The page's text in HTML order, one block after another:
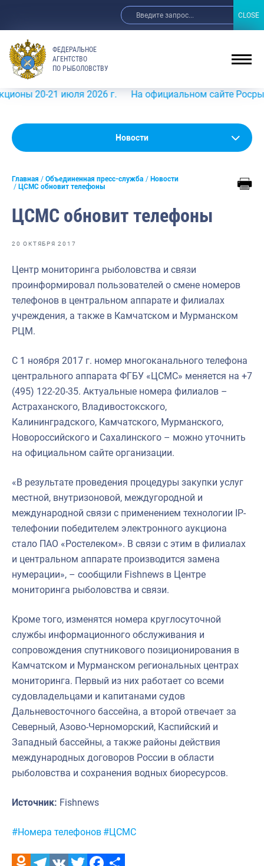
Выступления и интервью руководства
Отраслевые СМИ
Выставки и конференции
Научно-практическая литература
Отрасль в цифрах
Большая африканская экспедиция
Укрепление духовно-нравственных ценностей
События в России и мире
ФЕДЕРАЛЬНОЕ
АГЕНТСТВО
ПО РЫБОЛОВСТВУ
20-21 июля 2026 г. На официальном сайте
Новости
Главная Объединенная пресс-служба
Новости
ЦСМС обновит телефоны
ЦСМС обновит телефоны
20 ОКТЯБРЯ 2017
Центр мониторинга рыболовства и связи
проинформировал пользователей о смене номеров
телефонов в центральном аппарате и филиалах
учреждения, а также в Камчатском и Мурманском
РЦМ.
С 1 ноября 2017 г. номер многоканального телефона
центрального аппарата ФГБУ «ЦСМС» меняется на +7
(495) 122-20-35. Актуальные номера филиалов –
Астраханского, Владивостокского,
Калининградского, Камчатского, Мурманского,
Новороссийского и Сахалинского – можно уточнить
на официальном сайте организации.
«В результате проведения процедуры закупки услуг
местной, внутризоновой, междугородной и
международной связи с применением технологии IP-
телефонии победителем электронного аукциона
стало ПАО «Ростелеком». В связи с этим в филиалах
и центральном аппарате производится замена
нумерации», – сообщили Fishnews в Центре
мониторинга рыболовства и связи.
Кроме того, изменятся номера круглосуточной
службы информационного обслуживания и
сопровождения спутникового позиционирования в
Камчатском и Мурманском региональных центрах
мониторинга. Первый из них работает со всеми
судовладельцами и капитанами судов
Дальневосточного бассейна, а второй отвечает за
Северный, Азово-Черноморский, Каспийский и
Западный бассейны, а также районы действия
международных договоров России в области
рыболовства и сохранения водных биоресурсов.
Источник: Fishnews
Метки:
#Номера телефонов #ЦСМС
CLOSE
CLOSE